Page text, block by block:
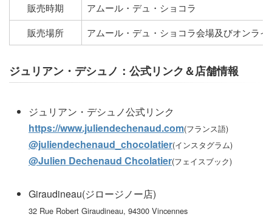
販売時期
アムール・デュ・ショコラ
販売場所
アムール・デュ・ショコラ会場及びオンライ
ジュリアン・デシュノ：公式リンク＆店舗情報
ジュリアン・デシュノ公式リンク
https://www.juliendechenaud.com(フランス語)
@juliendechenaud_chocolatier(インスタグラム)
@Julien Dechenaud Chcolatier(フェイスブック)
Giraudineau(ジロージノー店)
32 Rue Robert Giraudineau, 94300 Vincennes